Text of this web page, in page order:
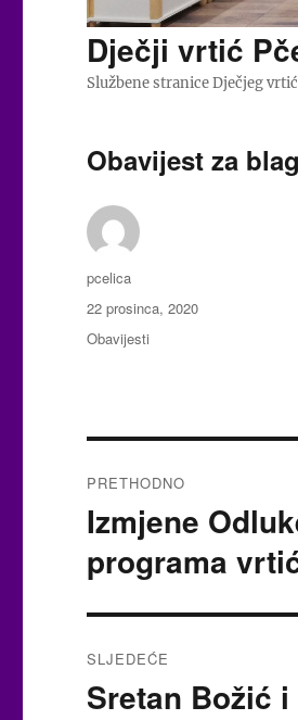
Dječji vrtić
Službene stranice Dječjeg
Obavijest za
Autor
pcelica
Objavljeno
dana
22 prosinca, 2020
Kategorije
Obavijesti
objava
PRETHODNO
Prethodna
objava:
Izmjene
programa
SLJEDEĆE
Sljedeća
Sretan Božić